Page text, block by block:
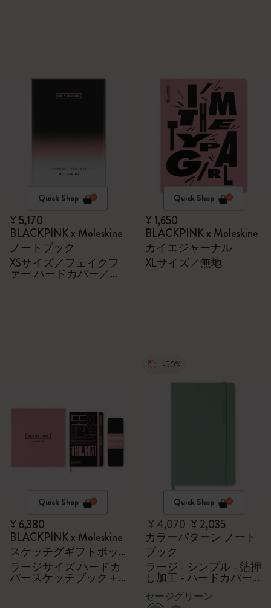
Quick Shop
¥ 5,170
BLACKPINK x Moleskine
ノートブック
XSサイズ／フェイクフ
ァー ハードカバー／無
Quick Shop
¥ 1,650
BLACKPINK x Moleskine
カイエジャーナル
XLサイズ／無地
Quick Shop
¥ 6,380
BLACKPINK x Moleskine
スケッチグギフトボッ
クス
ラージサイズ ハードカ
バースケッチブック＋
-50%
Quick Shop
¥ 4,070¥ 2,035
カラーパターン ノート
ブック
ラージ - シンプル - 箔押
し加工 - ハードカバー -
マジェスティックピン
ク
セージグリーン